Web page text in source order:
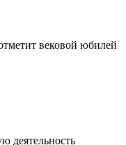
вековой юбилей
деятельность